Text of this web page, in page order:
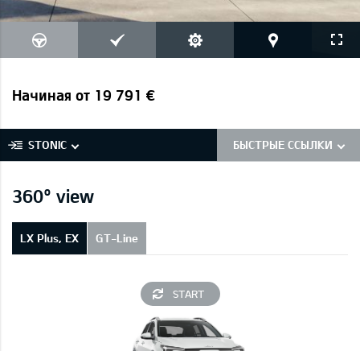
Начиная от 19 791 €
STONIC БЫСТРЫЕ ССЫЛКИ
360° view
LX Plus, EX GT-Line
START